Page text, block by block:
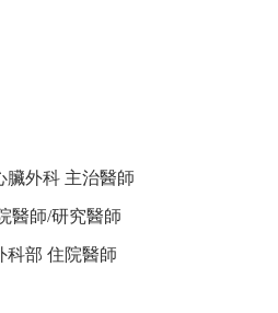
臟外科 主治醫師
醫師/研究醫師
科部 住院醫師